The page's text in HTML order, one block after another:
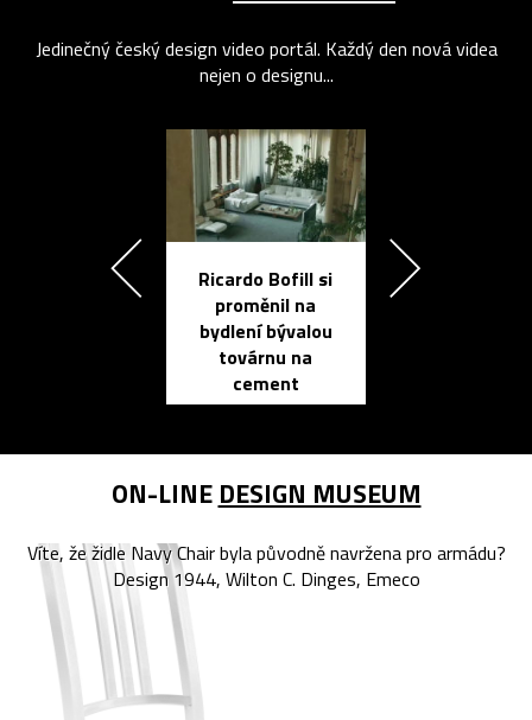
Jedinečný český design video portál. Každý den nová videa
nejen o designu...
Ricardo Bofill si
proměnil na
bydlení bývalou
továrnu na
cement
ON-LINE DESIGN MUSEUM
Víte, že židle Navy Chair byla původně navržena pro armádu?
Design 1944, Wilton C. Dinges, Emeco